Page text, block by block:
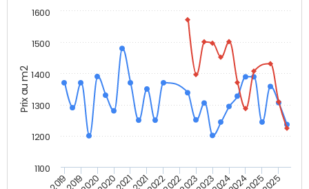
Prix au m2
1100
1200
1300
1400
1500
1600